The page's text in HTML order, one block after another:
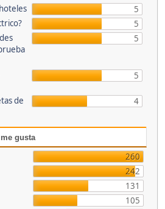
5
5
5
5
de
4
gusta
260
242
131
105